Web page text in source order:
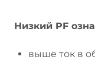
Низкий PF
выше ток в